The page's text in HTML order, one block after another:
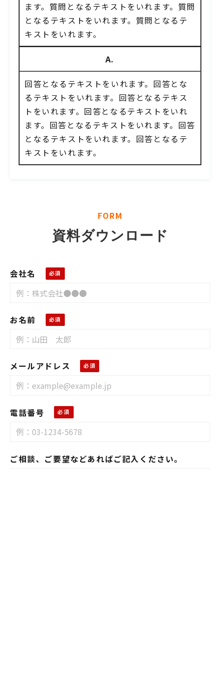
ます。質問となるテキストをいれます。質問
となるテキストをいれます。質問となるテ
キストをいれます。
A.
回答となるテキストをいれます。回答とな
るテキストをいれます。回答となるテキス
トをいれます。回答となるテキストをいれ
ます。回答となるテキストをいれます。回答
となるテキストをいれます。回答となるテ
キストをいれます。
FORM
資料ダウンロード
会社名
お名前
メールアドレス
電話番号
ご相談、ご要望などあればご記入ください。